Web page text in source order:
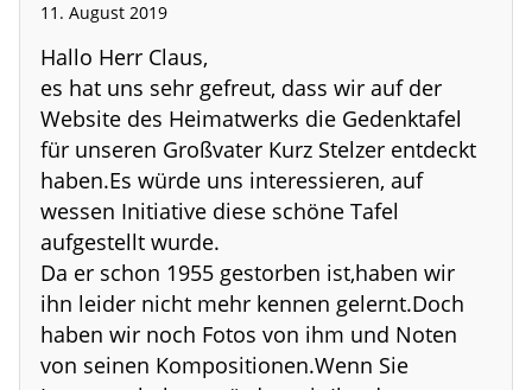
11. August 2019
Hallo Herr Claus,
es hat uns sehr gefreut, dass wir auf der
Website des Heimatwerks die Gedenktafel
für unseren Großvater Kurz Stelzer entdeckt
haben.Es würde uns interessieren, auf
wessen Initiative diese schöne Tafel
aufgestellt wurde.
Da er schon 1955 gestorben ist,haben wir
ihn leider nicht mehr kennen gelernt.Doch
haben wir noch Fotos von ihm und Noten
von seinen Kompositionen.Wenn Sie